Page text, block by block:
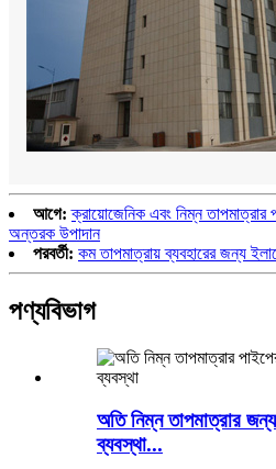
আগে: ক্রায়োজেনিক এবং নিম্ন
অন্তরক উপাদান
পরবর্তী: কম তাপমাত্রায় ব্যবহারের জন্য
পণ্যবিভাগ
অতি নিম্ন তাপমাত্রার
ব্যবস্থা...